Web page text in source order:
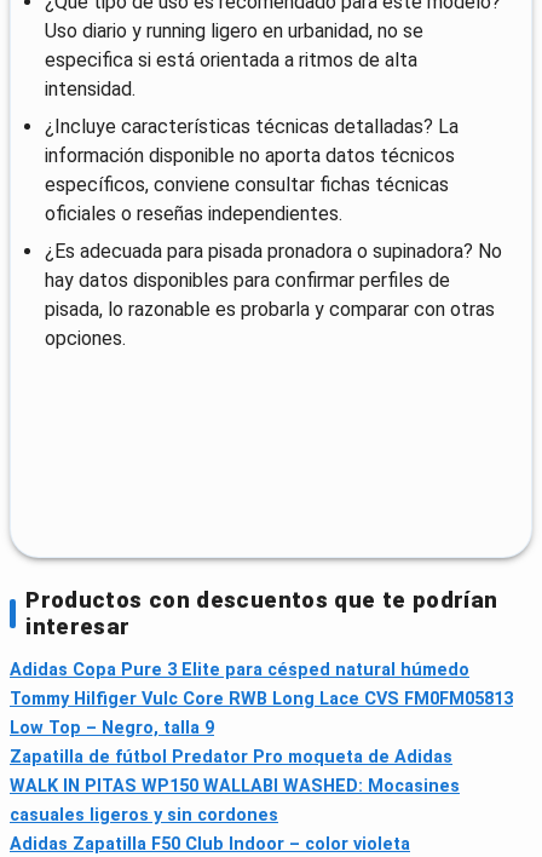
Uso diario y running ligero en urbanidad, no se
especifica si está orientada a ritmos de alta
intensidad.
¿Incluye características técnicas detalladas? La
información disponible no aporta datos técnicos
específicos, conviene consultar fichas técnicas
oficiales o reseñas independientes.
¿Es adecuada para pisada pronadora o supinadora? No
hay datos disponibles para confirmar perfiles de
pisada, lo razonable es probarla y comparar con otras
opciones.
Productos con descuentos que te podrían
interesar
Adidas Copa Pure 3 Elite para césped natural húmedo
Tommy Hilfiger Vulc Core RWB Long Lace CVS FM0FM05813
Low Top – Negro, talla 9
Zapatilla de fútbol Predator Pro moqueta de Adidas
WALK IN PITAS WP150 WALLABI WASHED: Mocasines
casuales ligeros y sin cordones
Adidas Zapatilla F50 Club Indoor – color violeta